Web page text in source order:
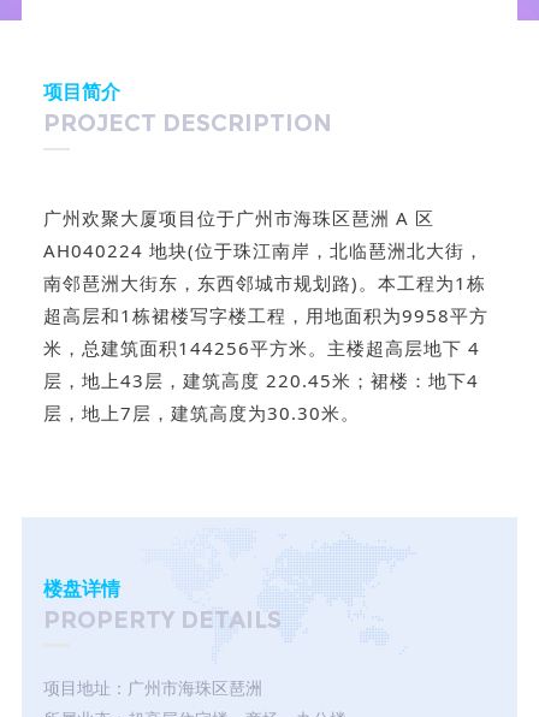
项目简介
PROJECT DESCRIPTION
广州欢聚大厦项目位于广州市海珠区琶洲 A 区
AH040224 地块(位于珠江南岸，北临琶洲北大街，
南邻琶洲大街东，东西邻城市规划路)。本工程为1栋
超高层和1栋裙楼写字楼工程，用地面积为9958平方
米，总建筑面积144256平方米。主楼超高层地下 4
层，地上43层，建筑高度 220.45米；裙楼：地下4
层，地上7层，建筑高度为30.30米。
楼盘详情
PROPERTY DETAILS
项目地址：广州市海珠区琶洲